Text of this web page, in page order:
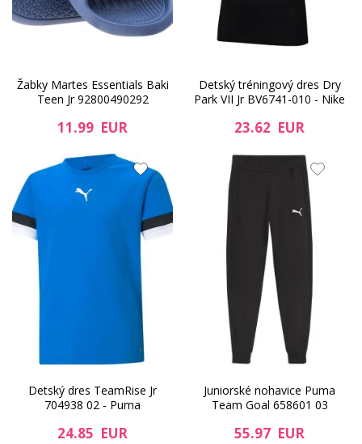
Žabky Martes Essentials Baki
Teen Jr 92800490292
11.99 EUR
Detský tréningový dres Dry
Park VII Jr BV6741-010 - Nike
23.62 EUR
Detský dres TeamRise Jr
704938 02 - Puma
24.85 EUR
Juniorské nohavice Puma
Team Goal 658601 03
55.97 EUR